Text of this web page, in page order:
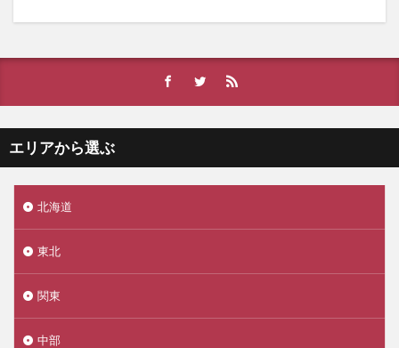
エリアから選ぶ
北海道
東北
関東
中部